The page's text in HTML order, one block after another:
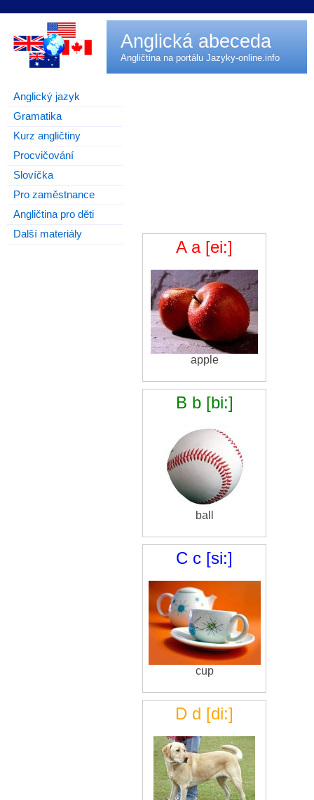
Anglická abeceda
Angličtina na portálu Jazyky-online.info
Anglický jazyk
Gramatika
Kurz angličtiny
Procvičování
Slovíčka
Pro zaměstnance
Angličtina pro děti
Další materiály
A a [ei:]
apple
B b [bi:]
ball
C c [si:]
cup
D d [di:]